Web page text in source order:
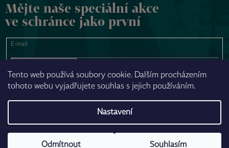
Tento web používá soubory cookie. Dalším procházením
tohoto webu vyjadřujete souhlas s jejich používáním.
Nastavení
Odmítnout Souhlasím
Mějte naše speciální akce
ve schránce jako první
E-mail
NAPSAT ZPRÁVU